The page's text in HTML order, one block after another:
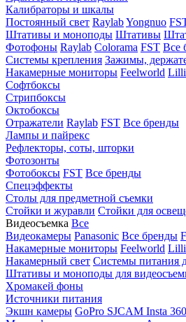
Калибраторы и шкалы
Постоянный свет RaylabYongnuo
Штативы и моноподы Штативы
Фотофоны Raylab Colorama FST Все
Системы крепления Зажимы,
Накамерные мониторы Feelworld
Софтбоксы
Стрипбоксы
Октобоксы
Отражатели Raylab FST Все бренды
Лампы и пайрекс
Рефлекторы, соты, шторки
Фотозонты
Фотобоксы FST Все бренды
Спецэффекты
Столы для предметной съемки
Стойки и журавли Стойки для
Видеосъемка Все
Видеокамеры Panasonic Все бренды
Накамерные мониторы Feelworld
Накамерный свет Системы питания
Штативы и моноподы для
Хромакей фоны
Источники питания
Экшн камеры GoPro SJCAM Insta 360